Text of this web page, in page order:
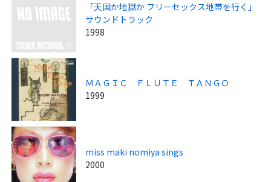
「天国か地獄か フリーセックス地帯を行く」
サウンドトラック
1998
ＭＡＧＩＣ ＦＬＵＴＥ ＴＡＮＧＯ
1999
miss maki nomiya sings
2000